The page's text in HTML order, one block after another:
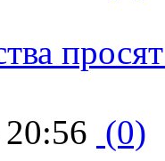
(0)